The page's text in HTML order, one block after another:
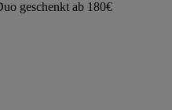
geschenkt ab 180€